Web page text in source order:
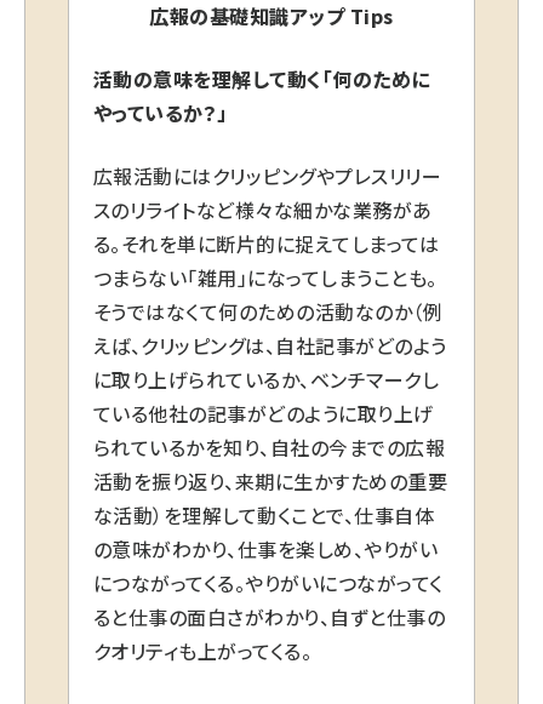
広報の基礎知識アップ Tips
活動の意味を理解して動く「何のために
やっているか？」
広報活動にはクリッピングやプレスリリー
スのリライトなど様々な細かな業務があ
る。それを単に断片的に捉えてしまっては
つまらない「雑用」になってしまうことも。
そうではなくて何のための活動なのか（例
えば、クリッピングは、自社記事がどのよう
に取り上げられているか、ベンチマークし
ている他社の記事がどのように取り上げ
られているかを知り、自社の今までの広報
活動を振り返り、来期に生かすための重要
な活動）を理解して動くことで、仕事自体
の意味がわかり、仕事を楽しめ、やりがい
につながってくる。やりがいにつながってく
ると仕事の面白さがわかり、自ずと仕事の
クオリティも上がってくる。